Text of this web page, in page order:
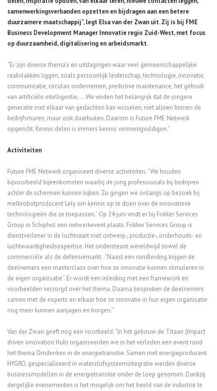
samenwerkingsverbanden opzetten en bijdragen aan een betere
duurzamere maatschappij”, legt Elsa van der Zwan uit. Zij is bij FME
Business Development Manager Innovatie regio Zuid-West, met focus
op duurzaamheid, digitalisering en arbeidsmarkt.
“Er zijn diverse thema’s en uitdagingen waar veel gemeenschappelijke
raakvlakken liggen, zoals persoonlijk leiderschap, technologie, innovatie,
communicatie, circulair ondernemen, predictive maintenance, het gebruik
van artificiële intelligentie,… We vinden het belangrijk dat de jongere
generatie met elkaar van gedachten kan wisselen, niet alleen binnen de
bedrijfsmuren, maar ook daarbuiten. Daarom is Future FME Netwerk
opgericht. Kennis delen is immers kennis vermenigvuldigen.”
Activiteiten
Future FME Netwerk organiseert diverse activiteiten. “We houden
bijvoorbeeld bijeenkomsten waarbij de jong professionals bij bedrijven
achter de schermen kunnen kijken. Zo gingen we onlangs op bezoek bij
melkrobotproducent Lely om kennis op te doen over de innovatieve
technologieën die ze toepassen.” Op 24 juni vindt er bij Fokker Services
Group in Schiphol een netwerkevent plaats. Fokker Services Group is
dienstverlener in de luchtvaart met ontwerp-, productie-, onderhouds- en
luchtwaardigheidsexpertise. Het ondersteunt wereldwijd zowel de
commerciële als de defensiemarkt. “Naast een rondleiding krijgen de
deelnemers een masterclass over hoe ze innovatie kunnen stimuleren in
de eigen organisatie”. Er wordt een inleiding met een framework en
voorbeelden verzorgd over het thema. Daarna bespreken de deelnemers
samen met de experts en elkaar hoe ze innovatie in hun eigen organisatie
nog meer kunnen aanjagen en borgen.”
Van der Zwan geeft nog een voorbeeld. “In het gebouw de Titaan (Impact
driven innovation Hub) organiseerden we in het verleden een event rond
het thema Omdenken in de energietransitie. Samen met energieproducent
HYGRO, gespecialiseerd in waterstofsysteemintegratie werden diverse
businessmodellen in de energietransitie onder de loep genomen. Dankzij
dergelijke evenementen is het mogelijk om het beeld van de industrie te